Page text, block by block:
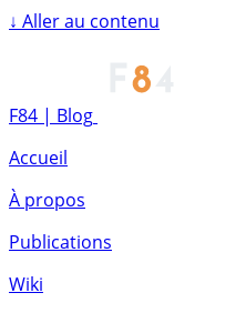
↓ Aller au contenu
F84 | Blog
Accueil
À propos
Publications
Wiki